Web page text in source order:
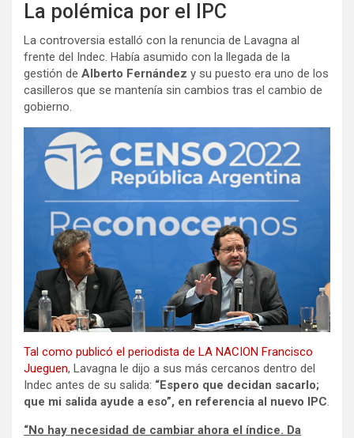
La polémica por el IPC
La controversia estalló con la renuncia de Lavagna al
frente del Indec. Había asumido con la llegada de la
gestión de Alberto Fernández y su puesto era uno de los
casilleros que se mantenía sin cambios tras el cambio de
gobierno.
Tal como publicó el periodista de LA NACION Francisco
Jueguen, Lavagna le dijo a sus más cercanos dentro del
Indec antes de su salida: “Espero que decidan sacarlo;
que mi salida ayude a eso”, en referencia al nuevo IPC.
“No hay necesidad de cambiar ahora el índice. Da